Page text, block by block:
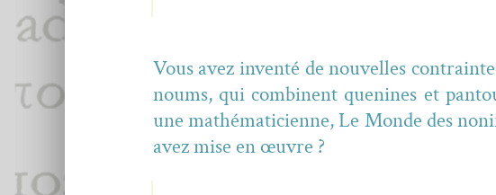
Vous avez inven­té de nou­velles
noums, qui com­bi­nent quenines et
une math­é­mati­ci­enne, Le Monde des
avez mise en œuvre ?